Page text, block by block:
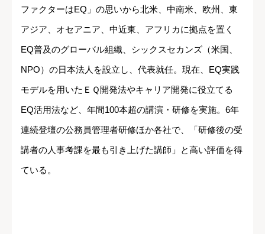
ファクターはEQ」の思いから北米、中南米、欧州、東
アジア、オセアニア、中近東、アフリカに拠点を置く
EQ普及のグローバル組織、シックスセカンズ（米国、
NPO）の日本法人を設立し、代表就任。現在、EQ実践
モデルを用いたＥＱ開発法やキャリア開発に役立てる
EQ活用法など、年間100本超の講演・研修を実施。6年
連続登壇の公務員管理者研修ほか各社で、「研修後の受
講者の人事考課を最も引き上げた講師」と高い評価を得
ている。